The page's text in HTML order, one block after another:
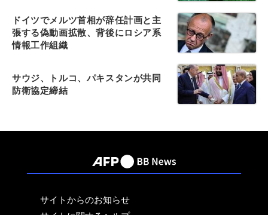
ドイツでメルツ首相が辞任計画と主
張する偽動画拡散、背後にロシア系
情報工作組織
サウジ、トルコ、パキスタンが共同
防衛協定締結
サイトからのお知らせ